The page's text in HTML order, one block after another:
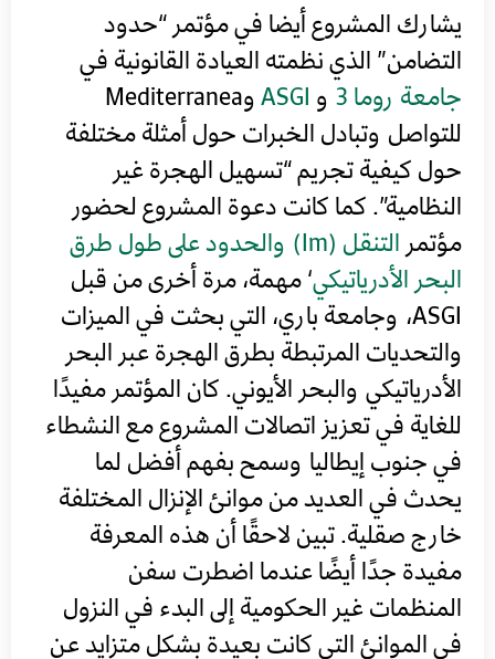
يشارك المشروع أيضا في مؤتمر “حدود
التضامن” الذي نظمته العيادة القانونية في
جامعة روما 3
و ASGI وMediterranea
للتواصل وتبادل الخبرات حول أمثلة مختلفة
حول كيفية تجريم “تسهيل الهجرة غير
النظامية”. كما كانت دعوة المشروع لحضور
مؤتمر
التنقل (Im) والحدود على طول طرق
البحر الأدرياتيكي‘ مهمة، مرة أخرى من قبل
ASGI، وجامعة باري، التي بحثت في الميزات
والتحديات المرتبطة بطرق الهجرة عبر البحر
الأدرياتيكي والبحر الأيوني. كان المؤتمر مفيدًا
للغاية في تعزيز اتصالات المشروع مع النشطاء
في جنوب إيطاليا وسمح بفهم أفضل لما
يحدث في العديد من موانئ الإنزال المختلفة
خارج صقلية. تبين لاحقًا أن هذه المعرفة
مفيدة جدًا أيضًا عندما اضطرت سفن
المنظمات غير الحكومية إلى البدء في النزول
في الموانئ التي كانت بعيدة بشكل متزايد عن